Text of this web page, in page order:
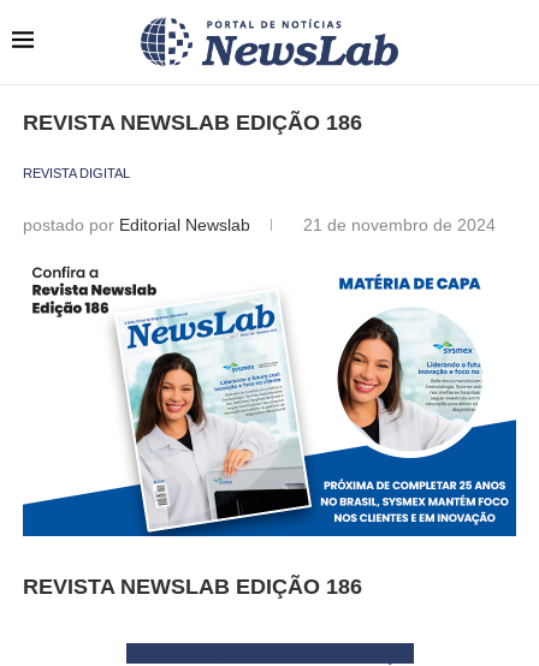
REVISTA NEWSLAB EDIÇÃO 186
REVISTA DIGITAL
postado por Editorial Newslab 21 de novembro de 2024
REVISTA NEWSLAB EDIÇÃO 186